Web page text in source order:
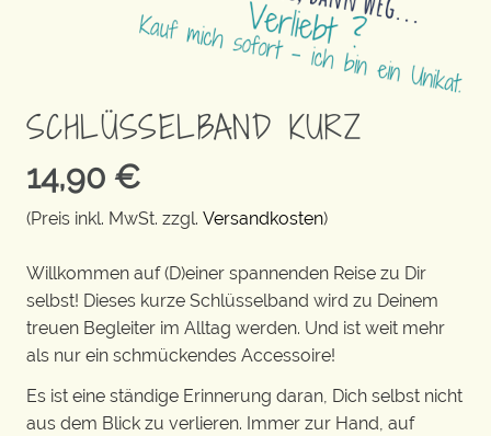
SCHLÜSSELBAND KURZ
14,90 €
(Preis inkl. MwSt. zzgl. Versandkosten)
Willkommen auf (D)einer spannenden Reise zu Dir
selbst! Dieses kurze Schlüsselband wird zu Deinem
treuen Begleiter im Alltag werden. Und ist weit mehr
als nur ein schmückendes Accessoire!
Es ist eine ständige Erinnerung daran, Dich selbst nicht
aus dem Blick zu verlieren. Immer zur Hand, auf